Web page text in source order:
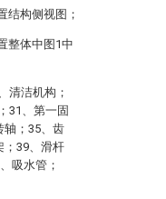
结构侧视图；
整体中图1中
清洁机构；
31、第一固
轴；35、齿
；39、滑杆
吸水管；